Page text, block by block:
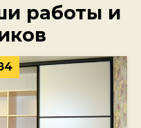
работы и